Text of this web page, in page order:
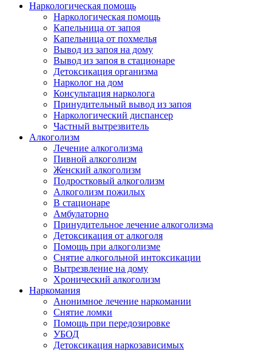
Наркологическая помощь
Наркологическая помощь
Капельница от запоя
Капельница от похмелья
Вывод из запоя на дому
Вывод из запоя в стационаре
Детоксикация организма
Нарколог на дом
Консультация нарколога
Принудительный вывод из запоя
Наркологический диспансер
Частный вытрезвитель
Алкоголизм
Лечение алкоголизма
Пивной алкоголизм
Женский алкоголизм
Подростковый алкоголизм
Алкоголизм пожилых
В стационаре
Амбулаторно
Принудительное лечение алкоголизма
Детоксикация от алкоголя
Помощь при алкоголизме
Снятие алкогольной интоксикации
Вытрезвление на дому
Хронический алкоголизм
Наркомания
Анонимное лечение наркомании
Снятие ломки
Помощь при передозировке
УБОД
Детоксикация наркозависимых